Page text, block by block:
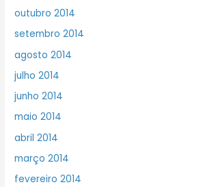
outubro 2014
setembro 2014
agosto 2014
julho 2014
junho 2014
maio 2014
abril 2014
março 2014
fevereiro 2014